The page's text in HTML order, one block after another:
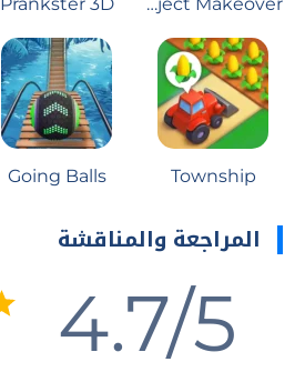
Township
Going Balls
المراجعة والمناقشة
4.7/5